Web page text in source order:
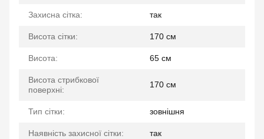
Захисна сітка: так
Висота сітки: 170 см
Висота: 65 см
Висота стрибкової
поверхні:
170 см
Тип сітки: зовнішня
Наявність захисної сітки: так